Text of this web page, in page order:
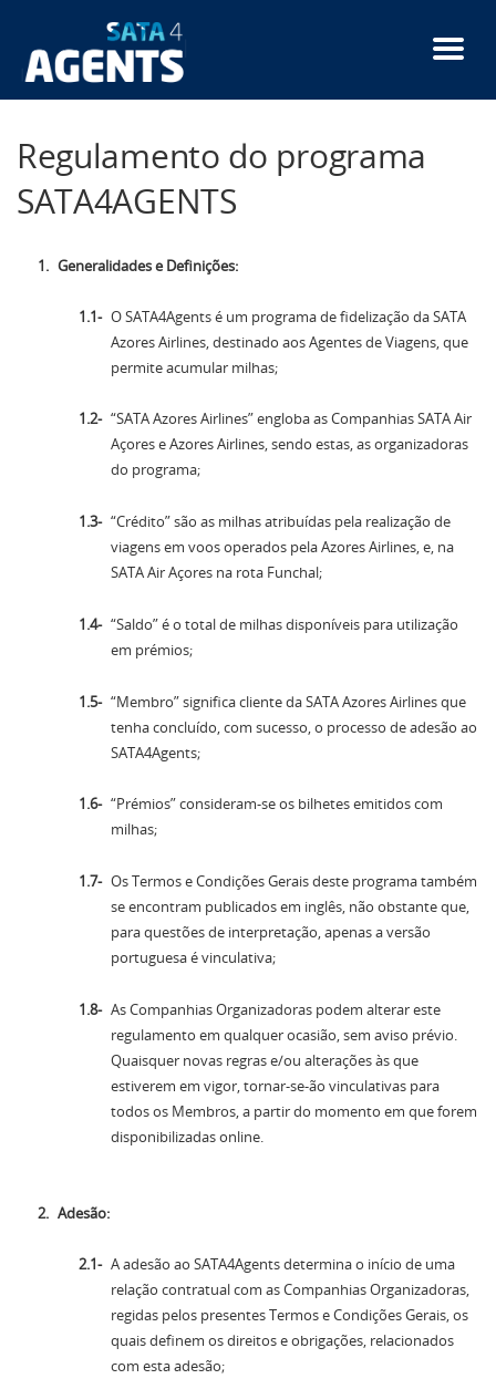
conteúdo
Regulamento do programa
SATA4AGENTS
Generalidades e Definições:
O SATA4Agents é um programa de fidelização da SATA
Azores Airlines, destinado aos Agentes de Viagens, que
permite acumular milhas;
“SATA Azores Airlines” engloba as Companhias SATA Air
Açores e Azores Airlines, sendo estas, as organizadoras
do programa;
“Crédito” são as milhas atribuídas pela realização de
viagens em voos operados pela Azores Airlines, e, na
SATA Air Açores na rota Funchal;
“Saldo” é o total de milhas disponíveis para utilização
em prémios;
“Membro” significa cliente da SATA Azores Airlines que
tenha concluído, com sucesso, o processo de adesão ao
SATA4Agents;
“Prémios” consideram-se os bilhetes emitidos com
milhas;
Os Termos e Condições Gerais deste programa também
se encontram publicados em inglês, não obstante que,
para questões de interpretação, apenas a versão
portuguesa é vinculativa;
As Companhias Organizadoras podem alterar este
regulamento em qualquer ocasião, sem aviso prévio.
Quaisquer novas regras e/ou alterações às que
estiverem em vigor, tornar-se-ão vinculativas para
todos os Membros, a partir do momento em que forem
disponibilizadas online.
Adesão:
A adesão ao SATA4Agents determina o início de uma
relação contratual com as Companhias Organizadoras,
regidas pelos presentes Termos e Condições Gerais, os
quais definem os direitos e obrigações, relacionados
com esta adesão;